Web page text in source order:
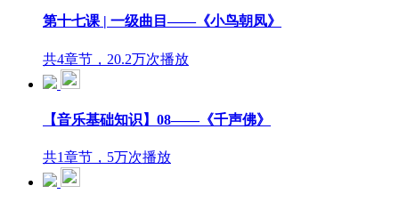
第十七课 | 一级曲目——《小鸟朝凤》
共4章节，20.2万次播放
【音乐基础知识】08——《千声佛》
共1章节，5万次播放